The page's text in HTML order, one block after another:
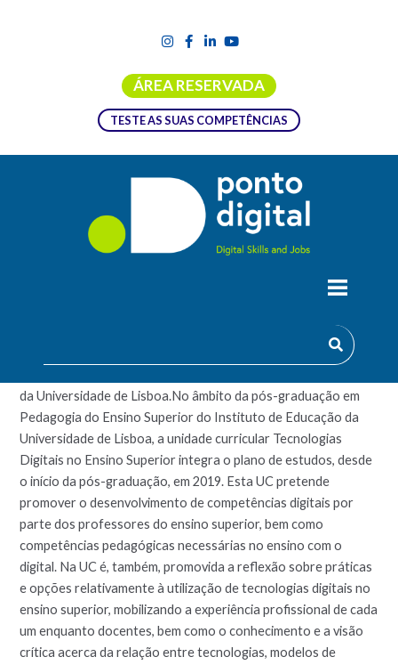
ÁREA RESERVADA
TESTE AS SUAS COMPETÊNCIAS
PROFESSORES DO ENSINO SUPERIOR
da Universidade de Lisboa.No âmbito da pós-graduação em
Pedagogia do Ensino Superior do Instituto de Educação da
Universidade de Lisboa, a unidade curricular Tecnologias
Digitais no Ensino Superior integra o plano de estudos, desde
o início da pós-graduação, em 2019. Esta UC pretende
promover o desenvolvimento de competências digitais por
parte dos professores do ensino superior, bem como
competências pedagógicas necessárias no ensino com o
digital. Na UC é, também, promovida a reflexão sobre práticas
e opções relativamente à utilização de tecnologias digitais no
ensino superior, mobilizando a experiência profissional de cada
um enquanto docentes, bem como o conhecimento e a visão
crítica acerca da relação entre tecnologias, modelos de